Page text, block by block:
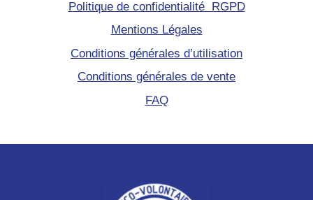
Politique de confidentialité RGPD
Mentions Légales
Conditions générales d’utilisation
Conditions générales de vente
FAQ